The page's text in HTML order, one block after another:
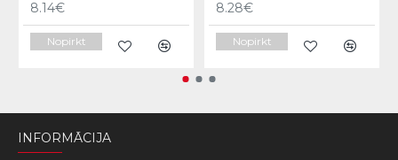
8.14€
Nopirkt
8.28€
Nopirkt
INFORMĀCIJA